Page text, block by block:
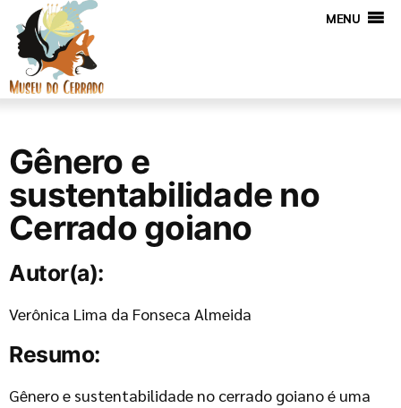
MENU
Gênero e
sustentabilidade no
Cerrado goiano
Autor(a):
Verônica Lima da Fonseca Almeida
Resumo:
Gênero e sustentabilidade no cerrado goiano é uma